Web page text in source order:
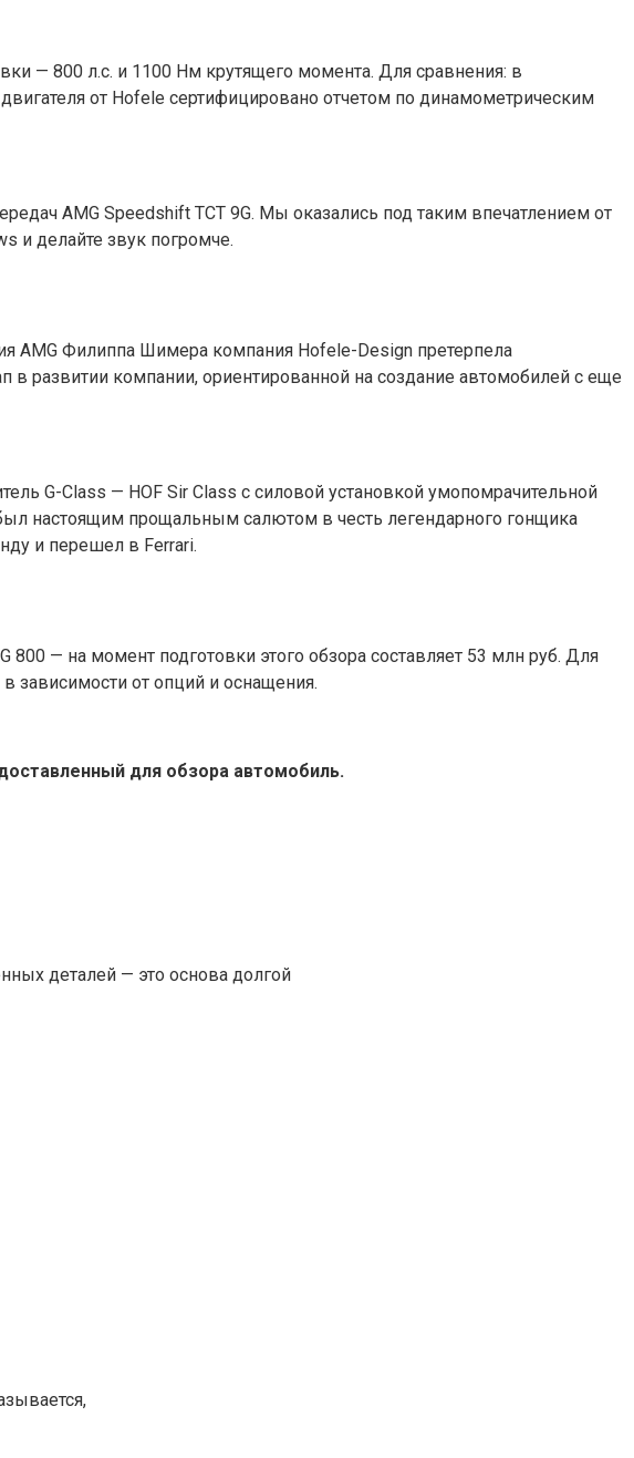
— 800 л.с. и 1100 Нм крутящего момента. Для сравнения: в
от Hofele сертифицировано отчетом по динамометрическим
AMG Speedshift TCT 9G. Мы оказались под таким впечатлением от
и делайте звук погромче.
AMG Филиппа Шимера компания Hofele-Design претерпела
развитии компании, ориентированной на создание автомобилей с еще
G-Class — HOF Sir Class с силовой установкой умопомрачительной
настоящим прощальным салютом в честь легендарного гонщика
и перешел в Ferrari.
— на момент подготовки этого обзора составляет 53 млн руб. Для
зависимости от опций и оснащения.
для обзора автомобиль.
деталей — это основа долгой